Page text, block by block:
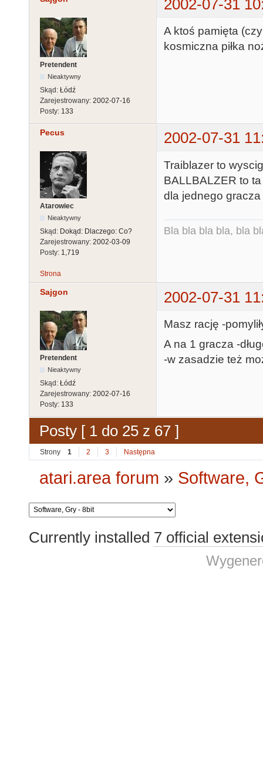
2002-07-31
Pretendent
Nieaktywny
Skąd: Łódź
Zarejestrowany: 2002-07-16
Posty: 133
A ktoś pamięta
kosmiczna piłka
Pecus 2002-07-31
Atarowiec
Nieaktywny
Skąd: Dokąd: Dlaczego: Co?
Zarejestrowany: 2002-03-09
Posty: 1,719
Traiblazer to
BALLBALZER to
dla jednego
Bla bla bla bla, bla
Strona
Sajgon 2002-07-31
Pretendent
Nieaktywny
Skąd: Łódź
Zarejestrowany: 2002-07-16
Posty: 133
Masz rację -
A na 1 gracza -
-w zasadzie też
Posty [ 1 do 25 z 67 ]
Strony 1 2 3 Następna
atari.area forum » Software,
Currently installed 7 official